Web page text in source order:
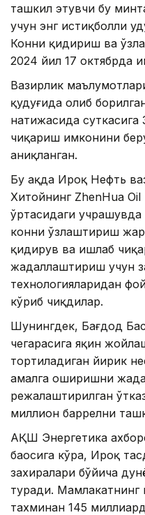
ташкил этувчи бу
учун энг истиқболли
Конни қидириш ва
2024 йил 17 октябрда
Вазирлик
қудуғида олиб
натижасида
чиқариш имконини
аниқланган.
Бу ҳақда Ироқ Нефть
Хитойнинг ZhenHua
ўртасидаги
конни ўзлаштириш
қидирув ва ишлаб
жадаллаштириш учун
технологияларидан
кўриб чиқдилар.
Шунингдек, Бағдод
чегарасига яқин
тортиладиган йирик
амалга оширишни
режалаштирилган
миллион баррелни
АҚШ Энергетика
баҳосига кўра, Ироқ
захиралари бўйича
туради. Мамлакатнинг
тахминан 145 миллиард